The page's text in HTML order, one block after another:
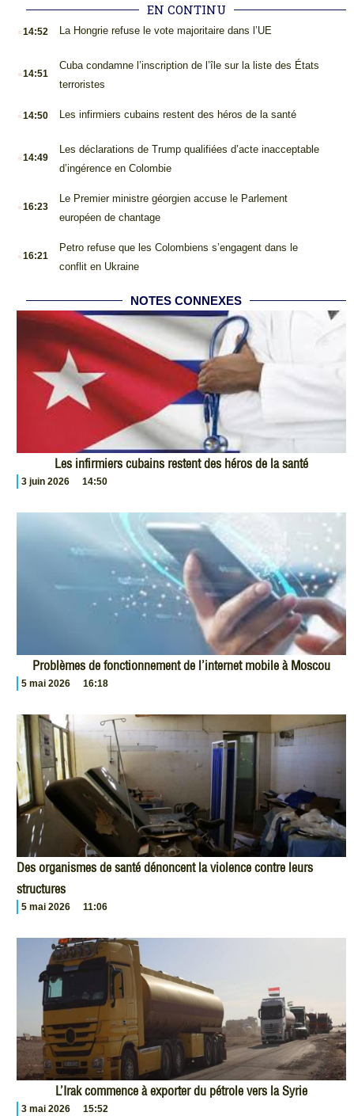
EN CONTINU
.14:52 La Hongrie refuse le vote majoritaire dans l’UE
.14:51
Cuba condamne l’inscription de l’île sur la liste des États
terroristes
.14:50 Les infirmiers cubains restent des héros de la santé
.14:49
Les déclarations de Trump qualifiées d’acte inacceptable
d’ingérence en Colombie
.16:23
Le Premier ministre géorgien accuse le Parlement
européen de chantage
.16:21
Petro refuse que les Colombiens s’engagent dans le
conflit en Ukraine
NOTES CONNEXES
Les infirmiers cubains restent des héros de la santé
3 juin 2026 14:50
Problèmes de fonctionnement de l’internet mobile à Moscou
5 mai 2026 16:18
Des organismes de santé dénoncent la violence contre leurs
structures
5 mai 2026 11:06
L’Irak commence à exporter du pétrole vers la Syrie
3 mai 2026 15:52